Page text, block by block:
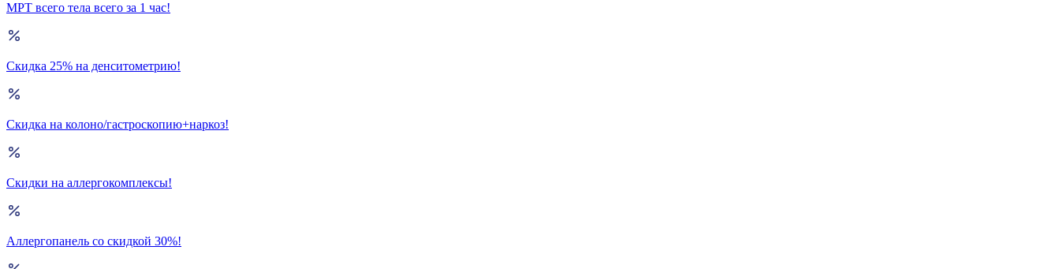
МРТ всего тела всего за 1 час!
Скидка 25% на денситометрию!
Скидка на колоно/гастроскопию+наркоз!
Скидки на аллергокомплексы!
Аллергопанель со скидкой 30%!